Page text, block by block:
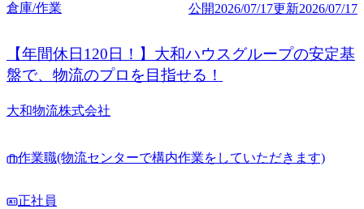
倉庫/作業 公開2026/07/17更新2026/07/17
【年間休日120日！】大和ハウスグループの安定基
盤で、物流のプロを目指せる！
大和物流株式会社
作業職(物流センターで構内作業をしていただきます)
正社員